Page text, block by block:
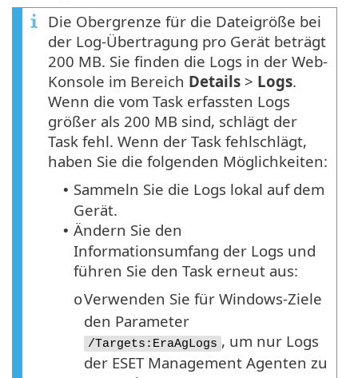
Die Obergrenze für die Dateigröße bei
der Log-Übertragung pro Gerät beträgt
200 MB. Sie finden die Logs in der Web-
Konsole im Bereich Details > Logs.
Wenn die vom Task erfassten Logs
größer als 200 MB sind, schlägt der
Task fehl. Wenn der Task fehlschlägt,
haben Sie die folgenden Möglichkeiten:
• Sammeln Sie die Logs lokal auf dem
Gerät.
• Ändern Sie den
Informationsumfang der Logs und
führen Sie den Task erneut aus:
oVerwenden Sie für Windows-Ziele
den Parameter
/Targets:EraAgLogs , um nur Logs
der ESET Management Agenten zu